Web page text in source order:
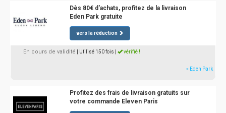
Dès 80€ d'achats, profitez de la livraison
Eden Park gratuite
vers la réduction
En cours de validité | Utilisé 150 fois vérifié !
» Eden Park
Profitez des frais de livraison gratuits sur
votre commande Eleven Paris